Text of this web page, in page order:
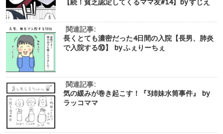
【続！貧乏認定してくるママ友#14】by すじえ
関連記事:
長くとても濃密だった4日間の入院【長男、肺炎
で入院する⑩】 by ふぇりーちぇ
関連記事:
気の緩みが巻き起こす！『3姉妹水筒事件』 by
ラッコママ